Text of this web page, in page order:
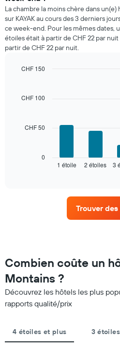
chambre
pour
ce
soir,
calculé
sur
et
nombre
d'étoiles.
graphique,
le
graphique,
1
axe
indiquent
prix
moyen
d'une
La chambre la moins chère dans
sur KAYAK au cours des 3 derniers
ce week-end. Pour les mêmes dates,
étoiles était à partir de CHF 22 par
partir de CHF 22 par nuit.
with
dessous
calculé
sur
les
3
derniers
jours
par
nombre
1 étoile 2 étoiles 3
0
CHF 50
CHF 100
CHF 150
Trouver
Combien coûte un
Montains ?
Découvrez les hôtels les plus
rapports qualité/prix
4 étoiles et plus 3 étoiles